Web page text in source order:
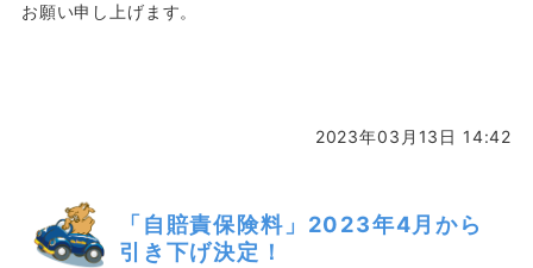
お願い申し上げます。
2023年03月13日 14:42
「自賠責保険料」2023年4月から
引き下げ決定！